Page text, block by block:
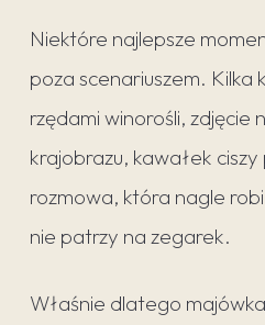
Niektóre najlepsze
poza scenariuszem. Kilka
rzędami winorośli, zdjęcie
krajobrazu, kawałek
rozmowa, która nagle
nie patrzy na zegarek.
Właśnie dlatego